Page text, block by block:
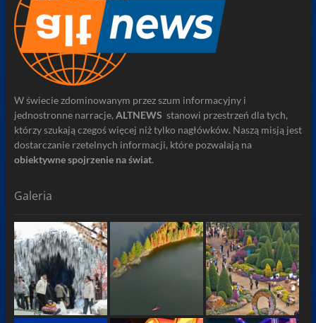
W świecie zdominowanym przez szum informacyjny i
jednostronne narracje, ALTNEWS stanowi przestrzeń dla tych,
którzy szukają czegoś więcej niż tylko nagłówków. Naszą misją jest
dostarczanie rzetelnych informacji, które pozwalają na
obiektywne spojrzenie na świat.
Galeria